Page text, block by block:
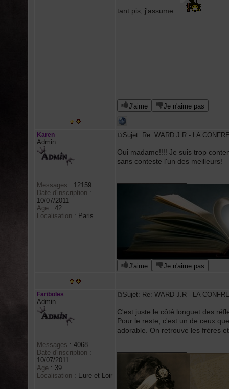
tant pis, j'assume
J'aime Je n'aime pas
Karen
Admin
Messages : 12159
Date d'inscription :
10/07/2011
Age : 42
Localisation : Paris
Sujet: Re: WARD J.R - LA
Oui madame!!!! Je suis trop
sans conteste l'un des meilleurs!
J'aime Je n'aime pas
Fariboles
Admin
Messages : 4068
Date d'inscription :
10/07/2011
Age : 39
Localisation : Eure et Loir
Sujet: Re: WARD J.R - LA
C'est juste le côté longuet des
Pour le reste, c'est un de ceux
adorable. On retrouve les frères